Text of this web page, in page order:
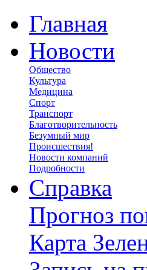
Главная
Новости
Общество
Культура
Медицина
Спорт
Транспорт
Благотворительность
Безумный мир
Происшествия!
Новости компаний
Подробности
Справка
Прогноз
Карта